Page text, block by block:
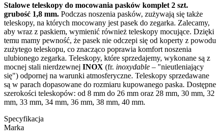
Stalowe teleskopy do mocowania pasków komplet 2 szt.
grubość 1,8 mm. Podczas noszenia pasków, zużywają się także
teleskopy, na których mocowany jest pasek do zegarka. Zalecamy,
aby wraz z paskiem, wymienić również teleskopy mocujące. Dzięki
temu mamy pewność, że pasek nie odczepi się od koperty z powodu
zużytego teleskopu, co znacząco poprawia komfort noszenia
ulubionego zegarka. Teleskopy, które sprzedajemy, wykonane są z
mocnej stali nierdzewnej INOX (fr. inoxydable – "nieutleniający
się") odpornej na warunki atmosferyczne. Teleskopy sprzedawane
są w parach dopasowane do rozmiaru kupowanego paska. Dostępne
szerokości teleskopów: od 8 mm do 26 mm oraz 28 mm, 30 mm, 32
mm, 33 mm, 34 mm, 36 mm, 38 mm, 40 mm.
Specyfikacja
Marka